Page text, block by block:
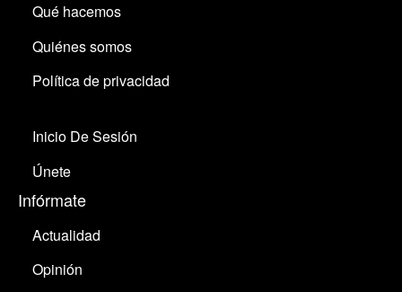
Qué hacemos
Quiénes somos
Política de privacidad
Inicio De Sesión
Únete
Infórmate
Actualidad
Opinión